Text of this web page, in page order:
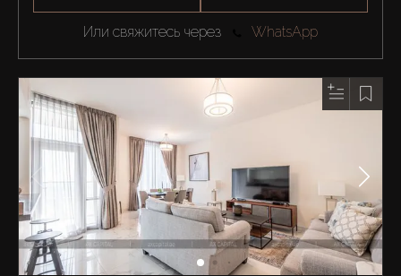
Или свяжитесь через WhatsApp